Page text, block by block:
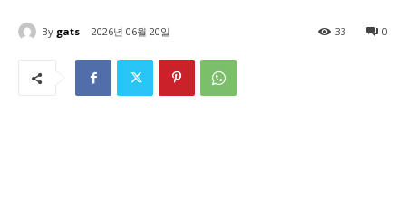
By gats 2026년 06월 20일 0
33